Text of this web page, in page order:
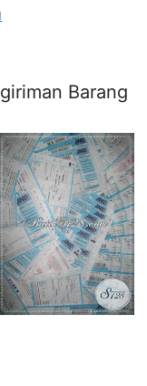
Barang